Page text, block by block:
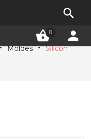
0 

Moldes Silicon